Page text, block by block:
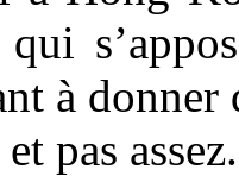
à donner
pas assez.